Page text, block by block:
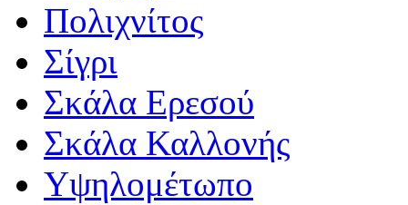
Πολιχνίτος
Σίγρι
Σκάλα Ερεσού
Σκάλα Καλλονής
Υψηλομέτωπο